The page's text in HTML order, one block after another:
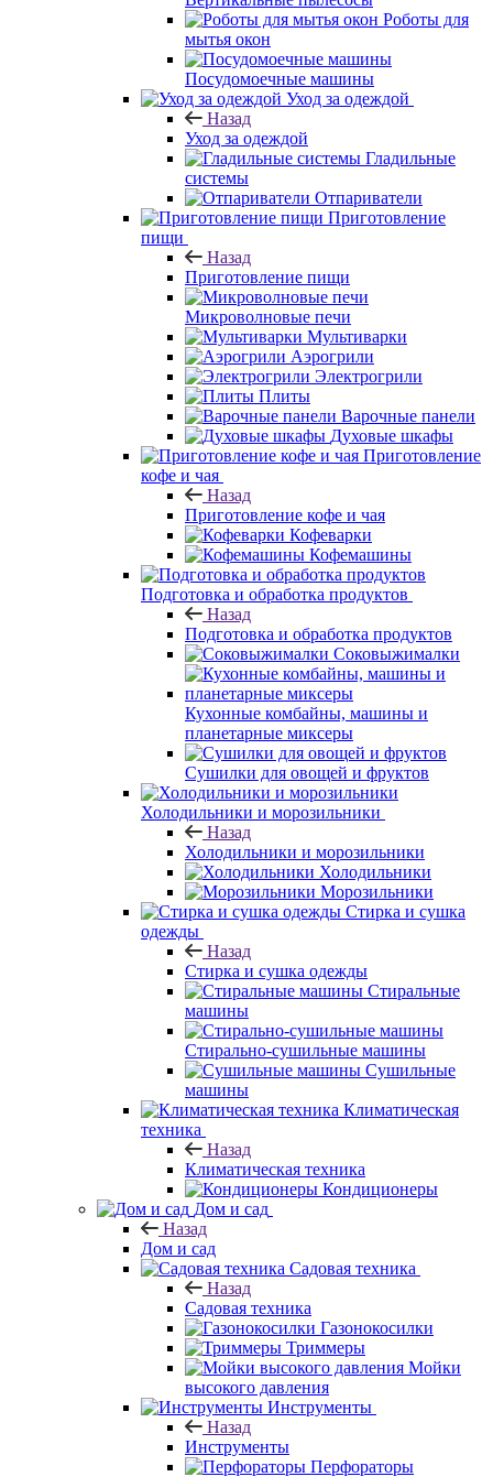
Роботы для
мытья окон
Посудомоечные машины
Уход за одеждой
Назад
Уход за одеждой
Гладильные
системы
Отпариватели
Приготовление
пищи
Назад
Приготовление пищи
Микроволновые печи
Мультиварки
Аэрогрили
Электрогрили
Плиты
Варочные панели
Духовые шкафы
Приготовление
кофе и чая
Назад
Приготовление кофе и чая
Кофеварки
Кофемашины
Подготовка и обработка продуктов
Назад
Подготовка и обработка продуктов
Соковыжималки
Кухонные комбайны, машины и
планетарные миксеры
Сушилки для овощей и фруктов
Холодильники и морозильники
Назад
Холодильники и морозильники
Холодильники
Морозильники
Стирка и сушка
одежды
Назад
Стирка и сушка одежды
Стиральные
машины
Стирально-сушильные машины
Сушильные
машины
Климатическая
техника
Назад
Климатическая техника
Кондиционеры
Дом и сад
Назад
Дом и сад
Садовая техника
Назад
Садовая техника
Газонокосилки
Триммеры
Мойки
высокого давления
Инструменты
Назад
Инструменты
Перфораторы